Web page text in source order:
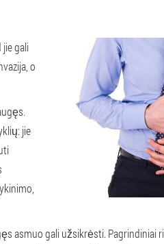
gali
o
jie
asmuo gali užsikrėsti. Pagrindiniai